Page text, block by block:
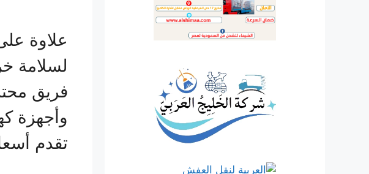
علاوة
لسلامة
فريق
وأجهزة
تقدم